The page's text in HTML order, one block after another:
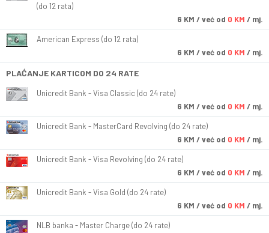
(do 12 rata)
6 KM / već od 0 KM / mj.
American Express (do 12 rata)
6 KM / već od 0 KM / mj.
PLAĆANJE KARTICOM DO 24 RATE
Unicredit Bank - Visa Classic (do 24 rate)
6 KM / već od 0 KM / mj.
Unicredit Bank - MasterCard Revolving (do 24 rate)
6 KM / već od 0 KM / mj.
Unicredit Bank - Visa Revolving (do 24 rate)
6 KM / već od 0 KM / mj.
Unicredit Bank - Visa Gold (do 24 rate)
6 KM / već od 0 KM / mj.
NLB banka - Master Charge (do 24 rate)